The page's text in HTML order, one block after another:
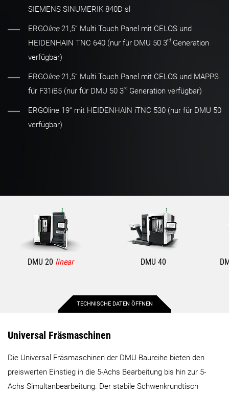
SIEMENS SINUMERIK 840D sl
ERGOline21,5‘‘ Multi Touch Panel mit CELOS und
HEIDENHAIN TNC 640 (nur für DMU 50 3rd Generation
verfügbar)
ERGOline21,5‘‘ Multi Touch Panel mit CELOS und MAPPS
für F31iB5 (nur für DMU 50 3rd Generation verfügbar)
ERGOline 19‘‘ mit HEIDENHAIN iTNC 530 (nur für DMU 50
verfügbar)
Max. Verfahrweg Y-Achse
Max. Verfahrweg Z-Achse
DMU 20 linear
370 mm
290 mm
DMU 40
450 mm
420 mm
TECHNISCHE DATEN ÖFFNEN
Universal Fräsmaschinen
Die Universal Fräsmaschinen der DMU Baureihe bieten den
preiswerten Einstieg in die 5-Achs Bearbeitung bis hin zur 5-
Achs Simultanbearbeitung. Der stabile Schwenkrundtisch